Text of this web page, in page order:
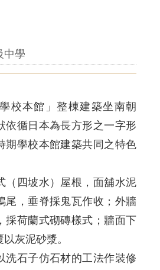
中學
校本館」整棟建築坐南朝
依循日本為長方形之一字形
期學校本館建築共同之特色
（四坡水）屋根，面舖水泥
尾，垂脊採鬼瓦作收；外牆
採荷蘭式砌磚樣式；牆面下
灰泥砂漿。
洗石子仿石材的工法作裝修